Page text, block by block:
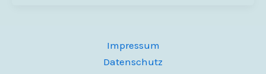
Impressum
Datenschutz